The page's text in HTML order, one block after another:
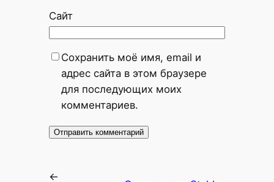
Сайт
Сохранить моё имя, email и
адрес сайта в этом браузере
для последующих моих
комментариев.
←